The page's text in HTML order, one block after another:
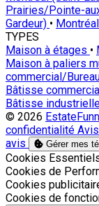
Prairies/Pointe-
Gardeur) •
TYPES
Maison à étages •
Maison à paliers
commercial/
Bâtisse
Bâtisse
© 2026
confidentialité
avis
Gérer mes
Activer
Cookies
Activer
Cookies de
Activer
Cookies
Activer
Cookies de